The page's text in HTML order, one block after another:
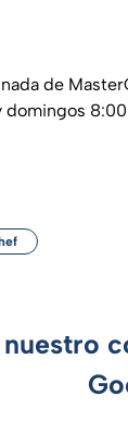
de
domingos
nuestro